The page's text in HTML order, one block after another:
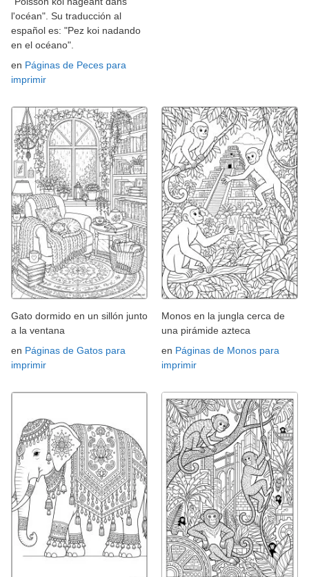
l'océan". Su traducción al
español es: "Pez koi nadando
en el océano".
en Páginas de Peces para
imprimir
Gato dormido en un sillón junto
a la ventana
en Páginas de Gatos para
imprimir
Monos en la jungla cerca de
una pirámide azteca
en Páginas de Monos para
imprimir